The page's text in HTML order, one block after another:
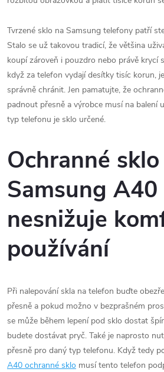
Tvrzené sklo na Samsung telefony patří
Stalo se už takovou tradicí, že většina
koupí zároveň i pouzdro nebo právě krycí
když za telefon vydají desítky tisíc korun,
správně chránit. Jen pamatujte, že
padnout přesně a výrobce musí na balení
typ telefonu je sklo určené.
Ochranné sklo
Samsung A40
nesnižuje
používání
Při nalepování skla na telefon buďte
přesně a pokud možno v bezprašném
se může během lepení pod sklo dostat
budete dostávat pryč. Také je naprosto
přesně pro daný typ telefonu. Když tedy
A40 ochranné sklo musí tento telefon